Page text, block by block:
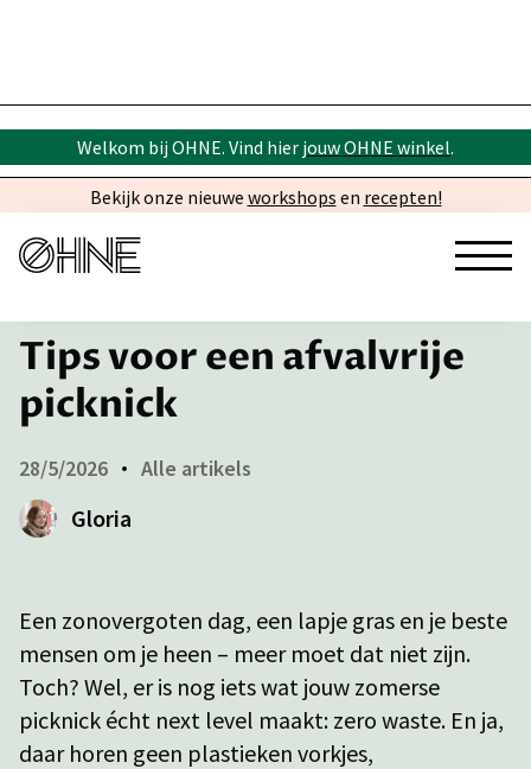
Welkom bij OHNE. Vind hier jouw OHNE winkel.
Bekijk onze nieuwe workshops en recepten!
← Inspiratie
Tips voor een afvalvrije
picknick
Gloria
28/5/2026 Alle artikels
Een zonovergoten dag, een lapje gras en je beste
mensen om je heen – meer moet dat niet zijn.
Toch? Wel, er is nog iets wat jouw zomerse
picknick écht next level maakt: zero waste. En ja,
daar horen geen plastieken vorkjes,